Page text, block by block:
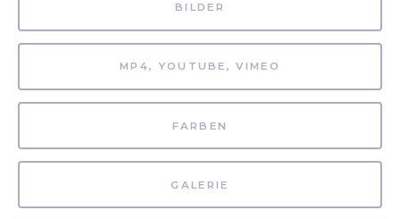
BILDER
MP4, YOUTUBE, VIMEO
FARBEN
GALERIE